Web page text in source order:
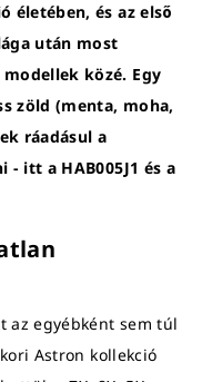
életében, és az első
után most
közé. Egy
zöld (menta, moha,
ráadásul a
itt a HAB005J1 és a
az egyébként sem túl
Astron kollekció